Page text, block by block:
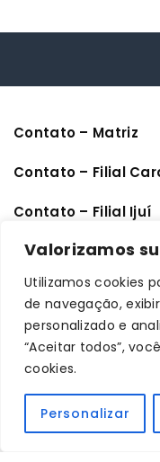
Valorizamos
Utilizamos cookies
de navegação,
personalizado e
“Aceitar todos”,
cookies.
Personalizar
Contato – Matriz
Contato – Filial
Contato – Filial Ijuí
CNPJ: 33.470.401/0001-64
Links úteis
Informações
Minha conta